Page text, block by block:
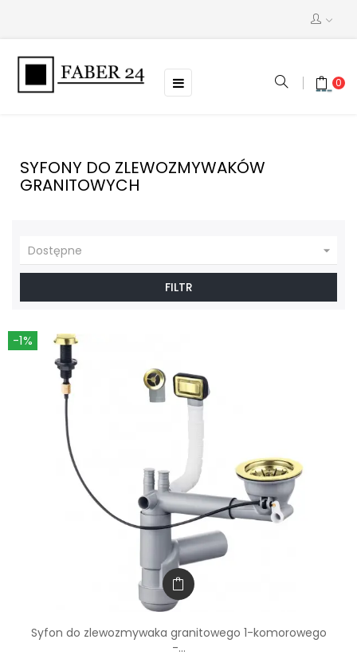
Toggle
navigation
☰ 0
SYFONY DO ZLEWOZMYWAKÓW
GRANITOWYCH
Dostępne 
FILTR
-1%
Syfon do zlewozmywaka granitowego 1-komorowego
-...